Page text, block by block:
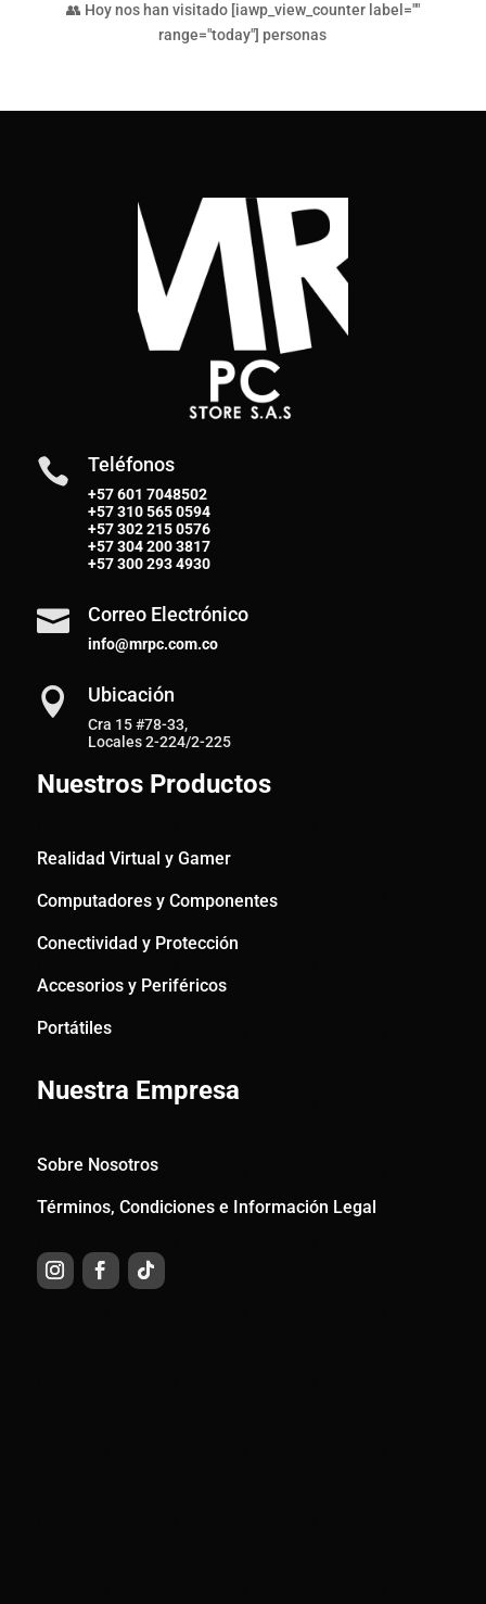
👥 Hoy nos han visitado [iawp_view_counter label=""
range="today"] personas
 Teléfonos
+57 601 7048502
+57310 565 0594
+57302 215 0576
+57304 200 3817
+57300 293 4930
 Correo Electrónico
info@mrpc.com.co
 Ubicación
Cra 15 #78-33,
Locales 2-224/2-225
Nuestros Productos
Realidad Virtual y Gamer
Computadores y Componentes
Conectividad y Protección
Accesorios y Periféricos
Portátiles
Nuestra Empresa
Sobre Nosotros
Términos, Condiciones e Información Legal